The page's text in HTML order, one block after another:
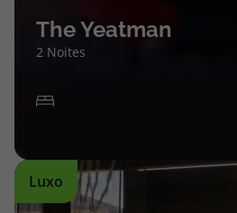
The Yeatman
2 Noites
Luxo